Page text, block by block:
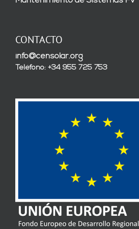
CONTACTO
info@censolar.org
Teléfono: +34 955 725 753